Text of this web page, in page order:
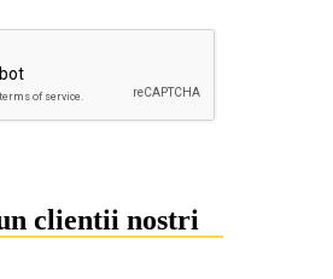
clientii nostri